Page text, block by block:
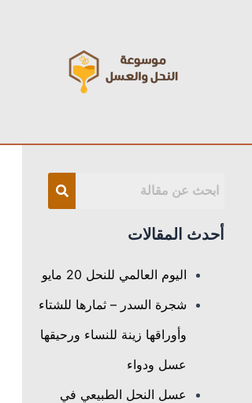
أحدث المقالات
اليوم العالمي للنحل 20 مايو
شجرة السدر – ثمارها للشتاء
وأوراقها زينة للنساء ورحيقها
عسل ودواء
عسل النحل الطبيعي في